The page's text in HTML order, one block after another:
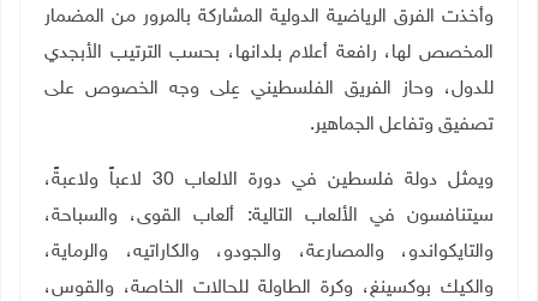
وأخذت الفرق الرياضية الدولية المشاركة بالمرور من المضمار
المخصص لها، رافعة أعلام بلدانها، بحسب الترتيب الأبجدي
للدول، وحاز الفريق الفلسطيني عِلى وجه الخصوص على
تصفيق وتفاعل الجماهير.
ويمثل دولة فلسطين في دورة الالعاب 30 لاعباً ولاعبةً،
سيتنافسون في الألعاب التالية: ألعاب القوى، والسباحة،
والتايكواندو، والمصارعة، والجودو، والكاراتيه، والرماية،
والكيك بوكسينغ، وكرة الطاولة للحالات الخاصة، والقوس،